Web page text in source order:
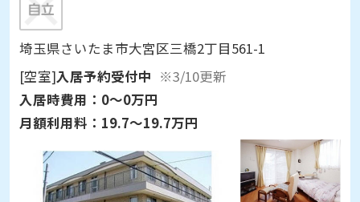
埼玉県さいたま市大宮区三橋2丁目561-1
[空室]入居予約受付中 ※3/10更新
入居時費用： 0～0万円
月額利用料： 19.7～19.7万円